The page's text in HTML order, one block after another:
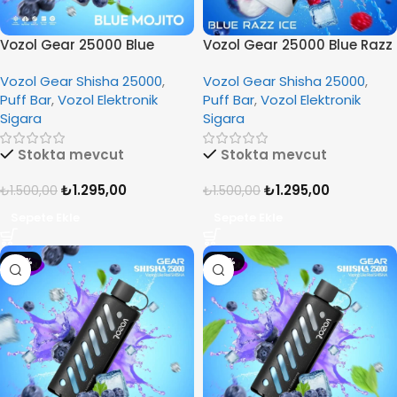
Vozol Gear 25000 Blue
Vozol Gear Shisha 25000,
Puff Bar,Vozol Elektronik
Sigara
Stokta mevcut
₺1.500,00 ₺1.295,00
Vozol Gear 25000 Blue Razz
Vozol Gear Shisha 25000,
Puff Bar,Vozol Elektronik
Sigara
Stokta mevcut
₺1.500,00 ₺1.295,00
-14% -14%